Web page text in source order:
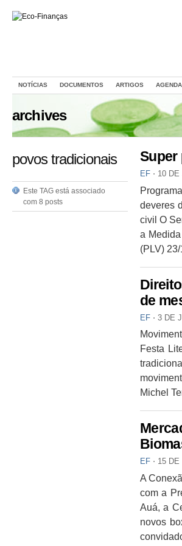
NOTÍCIAS DOCUMENTOS ARTIGOS AGENDA
archives
povos tradicionais
Este TAG está associado
com 8 posts
Super
EF ⋅ 10
deveres
civil O
a
(PLV)
de
EF ⋅ 3 DE
Festa
Michel
EF ⋅ 15 DE
A
com a
Auá, a
novos